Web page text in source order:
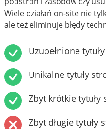
Wiele działań on-site nie
ale też eliminuje błędy
Uzupełnione
Unikalne tytuły
Zbyt krótkie tytuły
Zbyt długie tytuły